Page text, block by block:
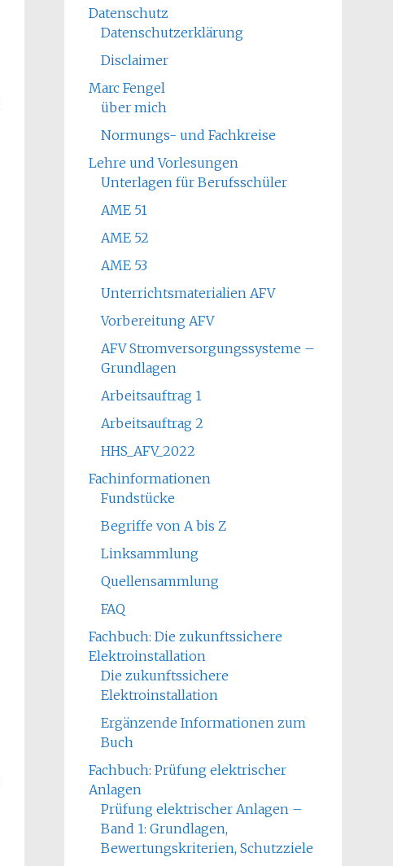
Datenschutz
Datenschutzerklärung
Disclaimer
Marc Fengel
über mich
Normungs- und Fachkreise
Lehre und Vorlesungen
Unterlagen für Berufsschüler
AME 51
AME 52
AME 53
Unterrichtsmaterialien AFV
Vorbereitung AFV
AFV Stromversorgungssysteme –
Grundlagen
Arbeitsauftrag 1
Arbeitsauftrag 2
HHS_AFV_2022
Fachinformationen
Fundstücke
Begriffe von A bis Z
Linksammlung
Quellensammlung
FAQ
Fachbuch: Die zukunftssichere
Elektroinstallation
Die zukunftssichere
Elektroinstallation
Ergänzende Informationen zum
Buch
Fachbuch: Prüfung elektrischer
Anlagen
Prüfung elektrischer Anlagen –
Band 1: Grundlagen,
Bewertungskriterien, Schutzziele